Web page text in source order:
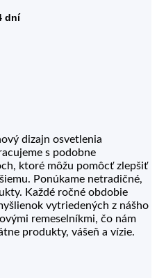
dní
dizajn osvetlenia
s podobne
ktoré môžu pomôcť zlepšiť
Ponúkame netradičné,
Každé ročné obdobie
vytriedených z nášho
remeselníkmi, čo nám
produkty, vášeň a vízie.